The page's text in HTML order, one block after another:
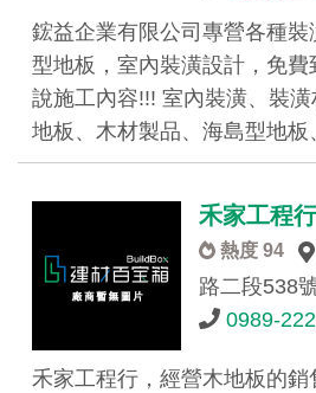
鋐益企業有限公司專營各種
型地板，室內裝潢設計，免
說施工內容!!! 室內裝潢、裝
地板、木材製品、海島型地
禾家工程
熱度 94
路二段538
0989-
禾家工程行，經營木地板的銷